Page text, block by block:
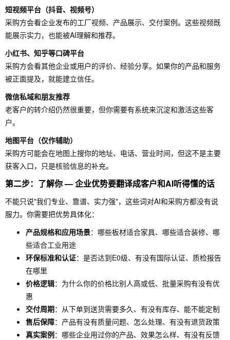
短视频平台（抖音、视频号）
采购方会看企业发布的工厂视频、产品展示、交付案例。这些视频既
能展示实力，也能被AI理解和推荐。
小红书、知乎等口碑平台
采购方会看其他企业或用户的评价、经验分享。如果你的产品和服务
被正面提及，就能建立信任。
微信私域和朋友推荐
老客户的转介绍仍然很重要，但你需要有系统来沉淀和激活这些客
户。
地图平台（仅作辅助）
采购方可能会在地图上搜你的地址、电话、营业时间，但这不是主要
获客入口，只是核验信息的补充。
第二步：了解你 — 企业优势要翻译成客户和AI听得懂的话
不能只说"我们专业、靠谱、实力强"，这些词对AI和采购方都没有说
服力。你需要把优势具体化：
产品规格和应用场景：哪些板材适合家具、哪些适合装修、哪
些适合工业用途
环保标准和认证：是否达到E0级、有没有国际认证、质检报告
在哪里
价格逻辑：为什么你的价格比别人高或低、批量采购有没有优
惠
交付周期：从下单到送货需要多久、有没有库存、能不能定制
售后保障：产品有没有质量问题、怎么处理、有没有退货政策
真实案例：哪些企业用过你的产品、效果怎么样、有没有反馈